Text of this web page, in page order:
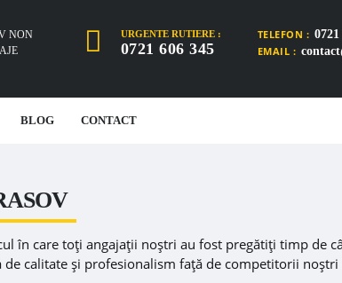
TELEFON :
EMAIL :
URGENTE RUTIERE :
0721 606 345
NON
BLOG CONTACT
în care toți angajații noștri au fost pregătiți timp de
calitate și profesionalism față de competitorii